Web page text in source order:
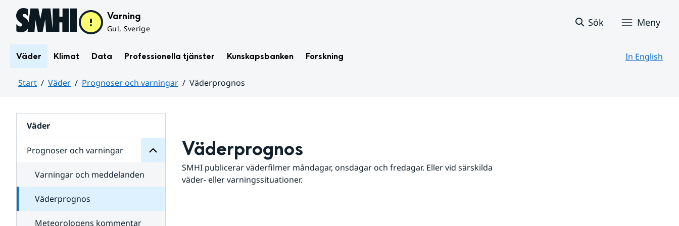
Hoppa till sidans innehåll Varning
Gul, Sverige
Sök Meny
Väder Klimat Data Professionella tjänster Kunskapsbanken Forskning In English
Start Väder Prognoser och varningar
Väderprognos
Väder
Prognoser och varningar
för
varningar
Varningar och meddelanden
Väderprognos
Meteorologens kommentar
Väderprognos
SMHI publicerar väderfilmer måndagar, onsdagar och fredagar. Eller vid särskilda
väder- eller varningssituationer.